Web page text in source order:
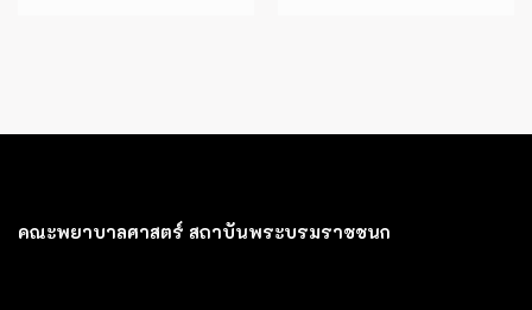
คณะพยาบาลศาสตร์ สถาบันพระบรมราชชนก